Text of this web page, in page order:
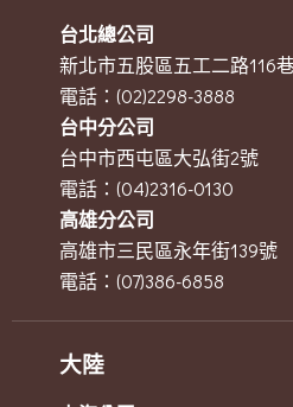
台北總公司
新北市五股區五工二路116
電話：(02)2298-3888
台中分公司
台中市西屯區大弘街2號
電話：(04)2316-0130
高雄分公司
高雄市三民區永年街139號
電話：(07)386-6858
大陸